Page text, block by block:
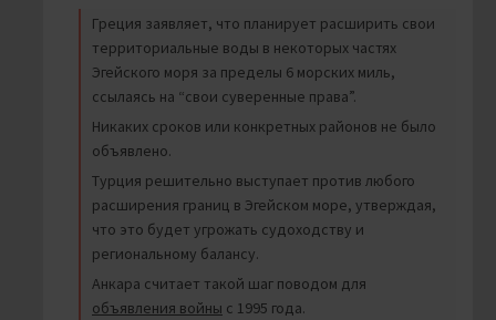
Греция заявляет, что планирует расширить свои
территориальные воды в некоторых частях
Эгейского моря за пределы 6 морских миль,
ссылаясь на “свои суверенные права”.
Никаких сроков или конкретных районов не было
объявлено.
Турция решительно выступает против любого
расширения границ в Эгейском море, утверждая,
что это будет угрожать судоходству и
региональному балансу.
Анкара считает такой шаг поводом для
объявления войны с 1995 года.